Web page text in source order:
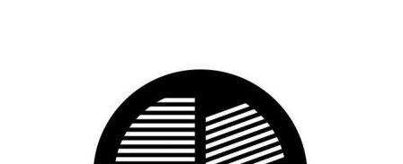
GLI ORDINI SARANNO EVASI